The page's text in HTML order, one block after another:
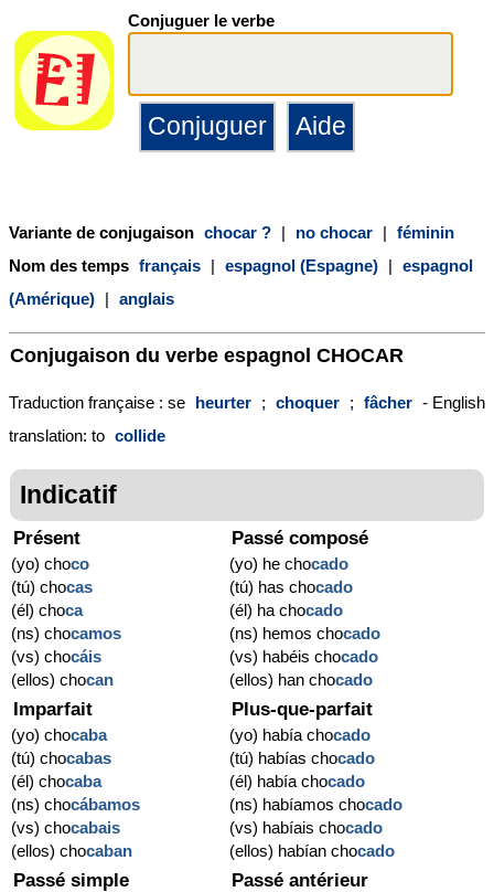
Conjuguer le verbe
Variante de conjugaison chocar ? | no chocar | féminin
Nom des temps français | espagnol (Espagne) | espagnol
(Amérique) | anglais
Conjugaison du verbe espagnol CHOCAR
Traduction française : se heurter ; choquer ; fâcher - English
translation: to collide
Indicatif
Présent
(yo) choco
(tú) chocas
(él) choca
(ns) chocamos
(vs) chocáis
(ellos) chocan
Passé composé
(yo) he chocado
(tú) has chocado
(él) ha chocado
(ns) hemos chocado
(vs) habéis chocado
(ellos) han chocado
Imparfait
(yo) chocaba
(tú) chocabas
(él) chocaba
(ns) chocábamos
(vs) chocabais
(ellos) chocaban
Plus-que-parfait
(yo) había chocado
(tú) habías chocado
(él) había chocado
(ns) habíamos chocado
(vs) habíais chocado
(ellos) habían chocado
Passé simple Passé antérieur